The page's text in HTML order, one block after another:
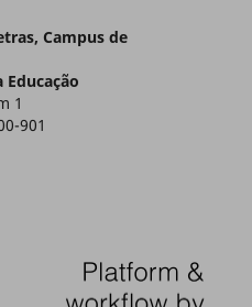
Campus de
1
901
SP – Brasil